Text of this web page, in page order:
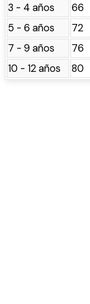
3 - 4 años 66
5 - 6 años
72
7 - 9 años
76
10 - 12 años
80